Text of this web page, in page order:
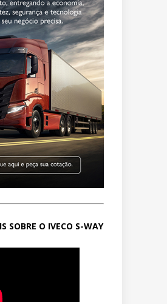
SOBRE O IVECO S-WAY